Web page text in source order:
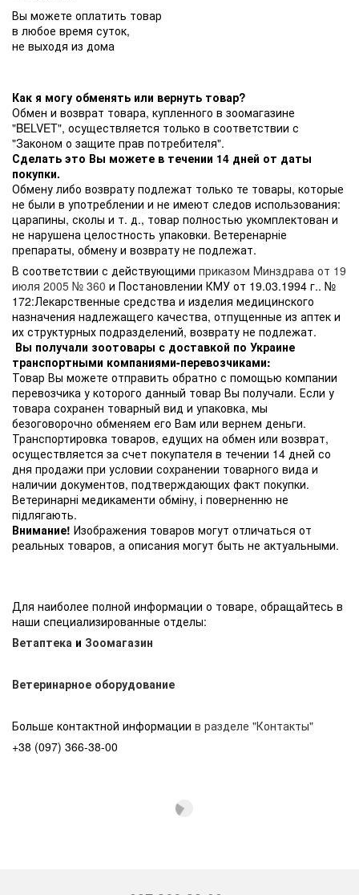
Вы можете оплатить товар
в любое время суток,
не выходя из дома
Как я могу обменять или вернуть товар?
Обмен и возврат товара, купленного в зоомагазине
"BELVET", осуществляется только в соответствии с
"Законом о защите прав потребителя".
Сделать это Вы можете в течении 14 дней от даты
покупки.
Обмену либо возврату подлежат только те товары, которые
не были в употреблении и не имеют следов использования:
царапины, сколы и т. д., товар полностью укомплектован и
не нарушена целостность упаковки. Ветеренарніе
препараты, обмену и возврату не подлежат.
В соответствии с действующими приказом Минздрава от 19
июля 2005 № 360 и Постановлении КМУ от 19.03.1994 г.. №
172:Лекарственные средства и изделия медицинского
назначения надлежащего качества, отпущенные из аптек и
их структурных подразделений, возврату не подлежат.
Вы получали зоотовары с доставкой по Украине
транспортными компаниями-перевозчиками:
Товар Вы можете отправить обратно с помощью компании
перевозчика у которого данный товар Вы получали. Если у
товара сохранен товарный вид и упаковка, мы
безоговорочно обменяем его Вам или вернем деньги.
Транспортировка товаров, едущих на обмен или возврат,
осуществляется за счет покупателя в течении 14 дней со
дня продажи при условии сохранении товарного вида и
наличии документов, подтверждающих факт покупки.
Ветеринарні медикаменти обміну, і поверненню не
підлягають.
Внимание! Изображения товаров могут отличаться от
реальных товаров, а описания могут быть не актуальными.
Для наиболее полной информации о товаре, обращайтесь в
наши специализированные отделы:
Ветаптека и Зоомагазин
Ветеринарное оборудование
Больше контактной информации в разделе "Контакты"
+38 (097) 366-38-00